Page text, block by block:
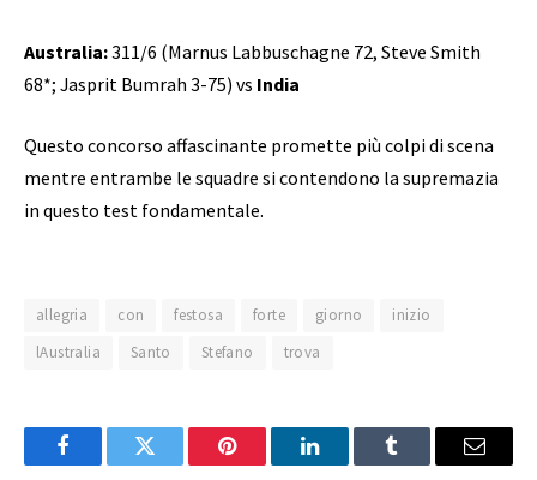
Australia:311/6 (Marnus Labbuschagne 72, Steve Smith
68*; Jasprit Bumrah 3-75) vs India
Questo concorso affascinante promette più colpi di scena
mentre entrambe le squadre si contendono la supremazia
in questo test fondamentale.
allegria con festosa forte giorno
inizio
lAustralia
Santo Stefano trova
FacebookTwitter Pinterest LinkedInTumblr Email